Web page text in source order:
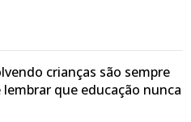
crianças são sempre
que educação nunca